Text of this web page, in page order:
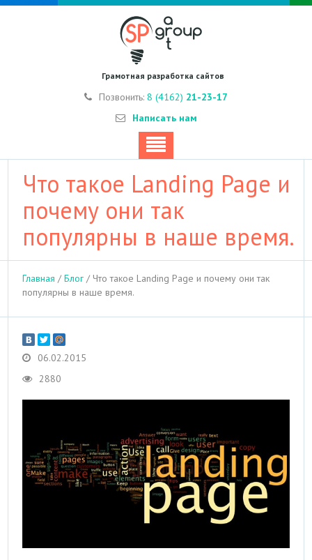
Грамотная разработка сайтов
Позвонить: 8 (4162) 21-23-17
Написать нам
Что такое Landing Page и
почему они так
популярны в наше время.
Главная /Блог / Что такое Landing Page и почему они так
популярны в наше время.
06.02.2015
2880